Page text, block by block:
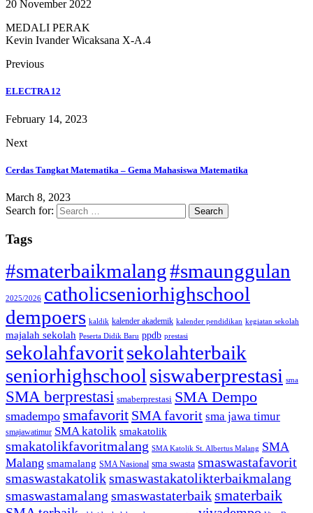
20 November 2022
MEDALI PERAK
Kevin Ivander Wicaksana X-A.4
Previous
ELECTRA 12
February 14, 2023
Next
Cerdas Tangkat Matematika – Gema Mahasiswa Matematika
March 8, 2023
Search for:
Tags
#smaterbaikmalang#smaunggulan
2025/2026 catholicseniorhighschool
dempoers kaldik kalender akademik kalender pendidikan kegiatan sekolah
majalah sekolah Peserta Didik Baru ppdb prestasi
sekolahfavoritsekolahterbaik
seniorhighschool siswaberprestasi sma
SMA berprestasi smaberprestasi SMA Dempo
smadempo smafavorit SMA favorit sma jawa timur
smajawatimur SMA katolik smakatolik
smakatolikfavoritmalang SMA Katolik St. Albertus Malang SMA
Malang smamalang SMA Nasional sma swasta smaswastafavorit
smaswastakatoliksmaswastakatolikterbaikmalang
smaswastamalang smaswastaterbaik smaterbaik